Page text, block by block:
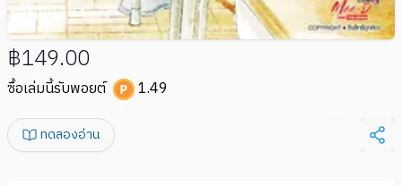
฿149.00
ซื้อเล่มนี้รับพอยต์ 1.49
ทดลองอ่าน